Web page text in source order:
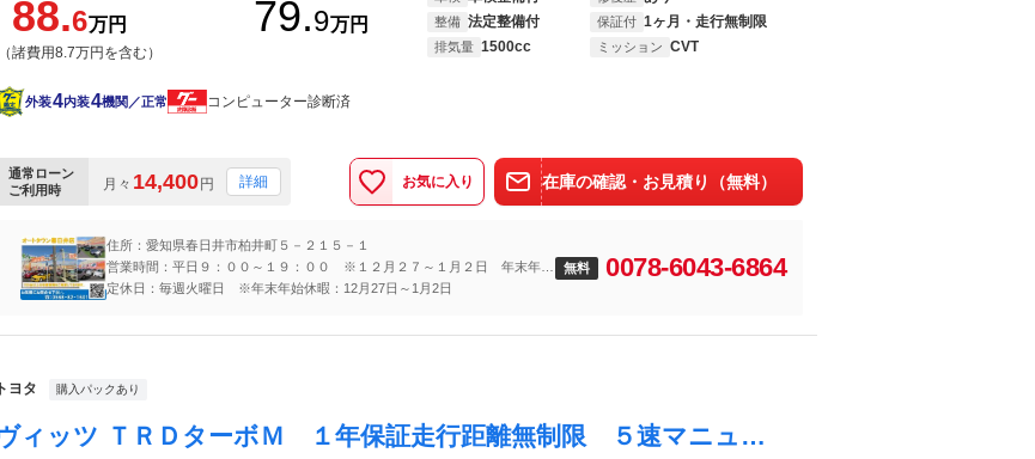
88.6万円
（諸費用8.7万円を含む）
79.9万円 整備 法定整備付 保証付 1ヶ月・走行無制限
排気量 1500cc ミッション CVT
外装4内装4機関／正常 コンピューター診断済
通常ローン
ご利用時
月々 14,400円 詳細 お気に入り 在庫の確認・お見積り（無料）
住所：愛知県春日井市柏井町５－２１５－１
営業時間：平日９：００～１９：００ ※１２月２７～１月２日 年末年始
休日
定休日：毎週火曜日 ※年末年始休暇：12月27日～1月2日
無料 0078-6043-6864
トヨタ 購入パックあり
ヴィッツ ＴＲＤターボＭ １年保証走行距離無制限 ５速マニュアル ＨＩＤ ＥＴＣ スマートキー 専用ターボ、オイルクーラー、インタークーラー、クラッチカバー、エンジンコンピューター、スポーツサスペンション 車検整備付